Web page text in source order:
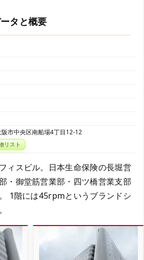
タと概要
市中央区南船場4丁目12-12
リスト
ィスビル。日本生命保険の長堀営
・御堂筋営業部・四ツ橋営業支部
1階には45rpmというブランドシ